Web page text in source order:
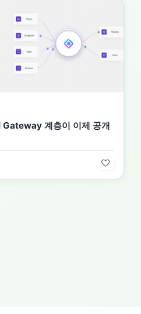
계층이 이제 공개